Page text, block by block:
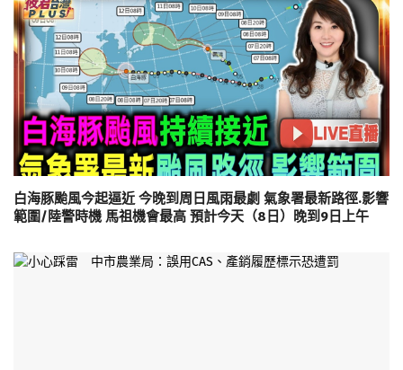
白海豚颱風今起逼近 今晚到周日風雨最劇 氣象署最新路徑.影響
範圍/陸警時機 馬祖機會最高 預計今天（8日）晚到9日上午